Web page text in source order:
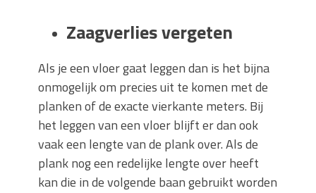
Zaagverlies vergeten
Als je een vloer gaat leggen dan is het bijna
onmogelijk om precies uit te komen met de
planken of de exacte vierkante meters. Bij
het leggen van een vloer blijft er dan ook
vaak een lengte van de plank over. Als de
plank nog een redelijke lengte over heeft
kan die in de volgende baan gebruikt worden